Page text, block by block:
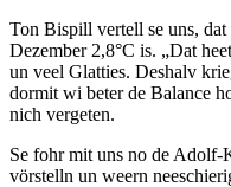
Ton Bispill vertell se uns,
Dezember 2,8°C is.
Dat
un veel Glatties. Deshalv
dormit wi beter de Balance
nich vergeten.
Se fohr mit uns no de
vörstelln un weern